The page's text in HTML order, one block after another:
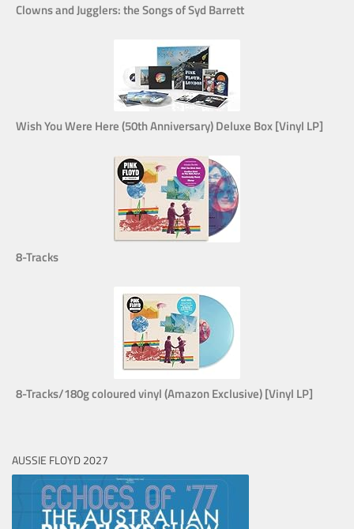
Clowns and Jugglers: the Songs of Syd Barrett
Wish You Were Here (50th Anniversary) Deluxe Box [Vinyl LP]
8-Tracks
8-Tracks/180g coloured vinyl (Amazon Exclusive) [Vinyl LP]
AUSSIE FLOYD 2027